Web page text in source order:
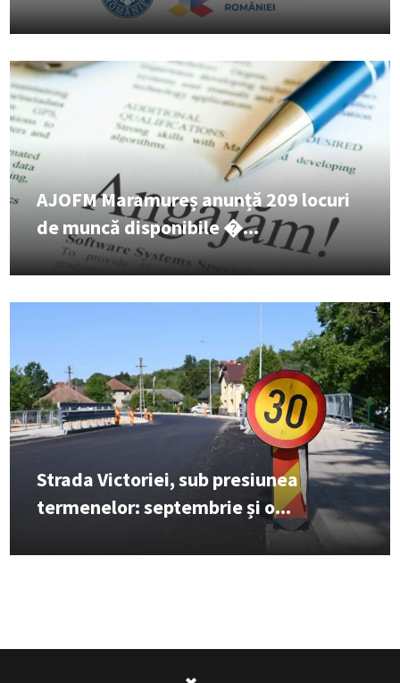
AJOFM Maramureș anunță 209 locuri
de muncă disponibile �...
Strada Victoriei, sub presiunea
termenelor: septembrie și o...